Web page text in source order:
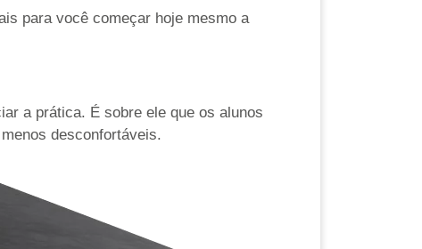
para você começar hoje mesmo a
a prática. É sobre ele que os alunos
desconfortáveis.